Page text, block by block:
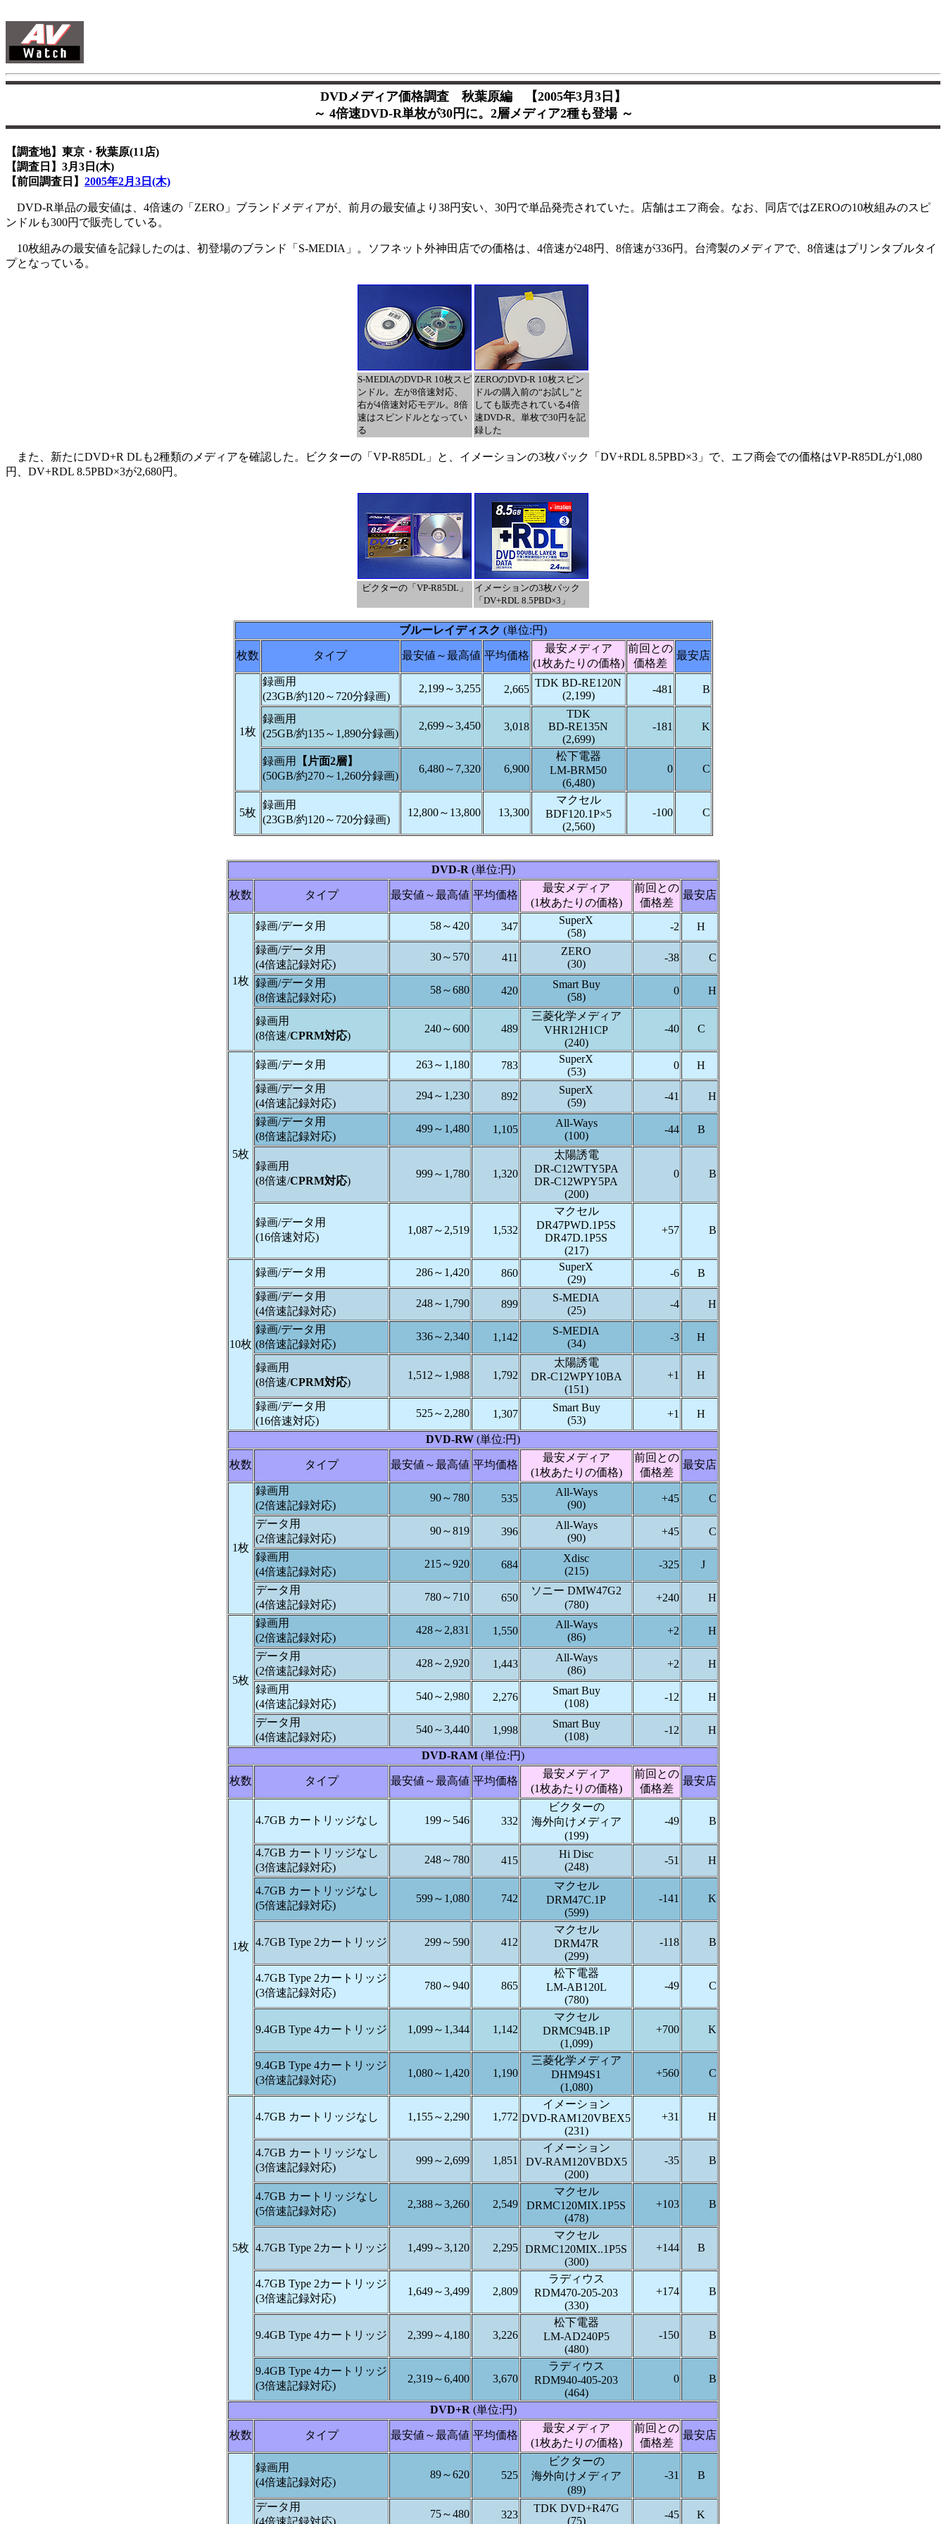
DVDメディア価格調査 秋葉原編 【2005年3月3日】
～ 4倍速DVD-R単枚が30円に。2層メディア2種も登場 ～
【調査地】東京・秋葉原(11店)
【調査日】3月3日(木)
【前回調査日】 2005年2月3日(木)
DVD-R単品の最安値は、4倍速の「ZERO」ブランドメディアが、前月の最安値より38円安い、30円で単品発売されていた。店舗はエフ商会。なお、同店ではZEROの10枚組みのスピ
ンドルも300円で販売している。
10枚組みの最安値を記録したのは、初登場のブランド「S-MEDIA」。ソフネット外神田店での価格は、4倍速が248円、8倍速が336円。台湾製のメディアで、8倍速はプリンタブルタイ
プとなっている。
S-MEDIAのDVD-R 10枚スピ
ンドル。左が8倍速対応、
右が4倍速対応モデル。8倍
速はスピンドルとなってい
る
ZEROのDVD-R 10枚スピン
ドルの購入前の“お試し”と
しても販売されている4倍
速DVD-R。単枚で30円を記
録した
また、新たにDVD+R DLも2種類のメディアを確認した。ビクターの「VP-R85DL」と、イメーションの3枚パック「DV+RDL 8.5PBD×3」で、エフ商会での価格はVP-R85DLが1,080
円、DV+RDL 8.5PBD×3が2,680円。
ビクターの「VP-R85DL」
イメーションの3枚パック
「DV+RDL 8.5PBD×3」
ブルーレイディスク (単位:円)
枚数 タイプ 最安値～最高値 平均価格
最安メディア
(1枚あたりの価格)
前回との
価格差
最安店
1枚
録画用
(23GB/約120～720分録画)
2,199～3,255 2,665
TDK BD-RE120N
(2,199)
-481 B
録画用
(25GB/約135～1,890分録画)
2,699～3,450 3,018
TDK
BD-RE135N
(2,699)
-181 K
録画用
【片面2層】
(50GB/約270～1,260分録画)
6,480～7,320 6,900
松下電器
LM-BRM50
(6,480)
0 C
5枚
録画用
(23GB/約120～720分録画)
12,800～13,800 13,300
マクセル
BDF120.1P×5
(2,560)
-100 C
DVD-R (単位:円)
枚数 タイプ 最安値～最高値 平均価格
最安メディア
(1枚あたりの価格)
前回との
価格差
最安店
1枚
録画/データ用 58～420 347
SuperX
(58)
-2
H
録画/データ用
(4倍速記録対応)
30～570 411
ZERO
(30)
-38 C
録画/データ用
(8倍速記録対応)
58～680 420
Smart Buy
(58)
0 H
録画用
(8倍速/CPRM対応)
240～600 489
三菱化学メディア
VHR12H1CP
(240)
-40 C
5枚
録画/データ用 263～1,180 783
SuperX
(53)
0
H
録画/データ用
(4倍速記録対応)
294～1,230 892
SuperX
(59)
-41 H
録画/データ用
(8倍速記録対応)
499～1,480 1,105
All-Ways
(100)
-44 B
録画用
(8倍速/CPRM対応)
999～1,780 1,320
太陽誘電
DR-C12WTY5PA
DR-C12WPY5PA
(200)
0 B
録画/データ用
(16倍速対応)
1,087～2,519 1,532
マクセル
DR47PWD.1P5S
DR47D.1P5S
(217)
+57 B
10枚
録画/データ用 286～1,420 860
SuperX
(29)
-6
B
録画/データ用
(4倍速記録対応)
248～1,790 899
S-MEDIA
(25)
-4 H
録画/データ用
(8倍速記録対応)
336～2,340 1,142
S-MEDIA
(34)
-3 H
録画用
(8倍速/CPRM対応)
1,512～1,988 1,792
太陽誘電
DR-C12WPY10BA
(151)
+1 H
録画/データ用
(16倍速対応)
525～2,280 1,307
Smart Buy
(53)
+1 H
DVD-RW (単位:円)
枚数 タイプ 最安値～最高値 平均価格
最安メディア
(1枚あたりの価格)
前回との
価格差
最安店
1枚
録画用
(2倍速記録対応)
90～780 535
All-Ways
(90)
+45 C
データ用
(2倍速記録対応)
90～819 396
All-Ways
(90)
+45 C
録画用
(4倍速記録対応)
215～920 684
Xdisc
(215)
-325 J
データ用
(4倍速記録対応)
780～710 650
ソニー DMW47G2
(780)
+240 H
5枚
録画用
(2倍速記録対応)
428～2,831 1,550
All-Ways
(86)
+2 H
データ用
(2倍速記録対応)
428～2,920 1,443
All-Ways
(86)
+2 H
録画用
(4倍速記録対応)
540～2,980 2,276
Smart Buy
(108)
-12 H
データ用
(4倍速記録対応)
540～3,440 1,998
Smart Buy
(108)
-12 H
DVD-RAM (単位:円)
枚数 タイプ 最安値～最高値 平均価格
最安メディア
(1枚あたりの価格)
前回との
価格差
最安店
1枚
4.7GB カートリッジなし 199～546 332
ビクターの
海外向けメディア
(199)
-49 B
4.7GB カートリッジなし
(3倍速記録対応)
248～780 415
Hi Disc
(248)
-51 H
4.7GB カートリッジなし
(5倍速記録対応)
599～1,080 742
マクセル
DRM47C.1P
(599)
-141 K
4.7GB Type 2カートリッジ 299～590 412
マクセル
DRM47R
(299)
-118 B
4.7GB Type 2カートリッジ
(3倍速記録対応)
780～940 865
松下電器
LM-AB120L
(780)
-49 C
9.4GB Type 4カートリッジ 1,099～1,344 1,142
マクセル
DRMC94B.1P
(1,099)
+700 K
9.4GB Type 4カートリッジ
(3倍速記録対応)
1,080～1,420 1,190
三菱化学メディア
DHM94S1
(1,080)
+560 C
5枚
4.7GB カートリッジなし 1,155～2,290 1,772
イメーション
DVD-RAM120VBEX5
(231)
+31 H
4.7GB カートリッジなし
(3倍速記録対応)
999～2,699 1,851
イメーション
DV-RAM120VBDX5
(200)
-35 B
4.7GB カートリッジなし
(5倍速記録対応)
2,388～3,260 2,549
マクセル
DRMC120MIX.1P5S
(478)
+103 B
4.7GB Type 2カートリッジ 1,499～3,120 2,295
マクセル
DRMC120MIX..1P5S
(300)
+144 B
4.7GB Type 2カートリッジ
(3倍速記録対応)
1,649～3,499 2,809
ラディウス
RDM470-205-203
(330)
+174 B
9.4GB Type 4カートリッジ 2,399～4,180 3,226
松下電器
LM-AD240P5
(480)
-150 B
9.4GB Type 4カートリッジ
(3倍速記録対応)
2,319～6,400 3,670
ラディウス
RDM940-405-203
(464)
0 B
DVD+R (単位:円)
枚数 タイプ 最安値～最高値 平均価格
最安メディア
(1枚あたりの価格)
前回との
価格差
最安店
録画用
(4倍速記録対応)
89～620 525
ビクターの
海外向けメディア
(89)
-31 B
データ用
(4倍速記録対応)
75～480 323
TDK DVD+R47G
(75)
-45 K